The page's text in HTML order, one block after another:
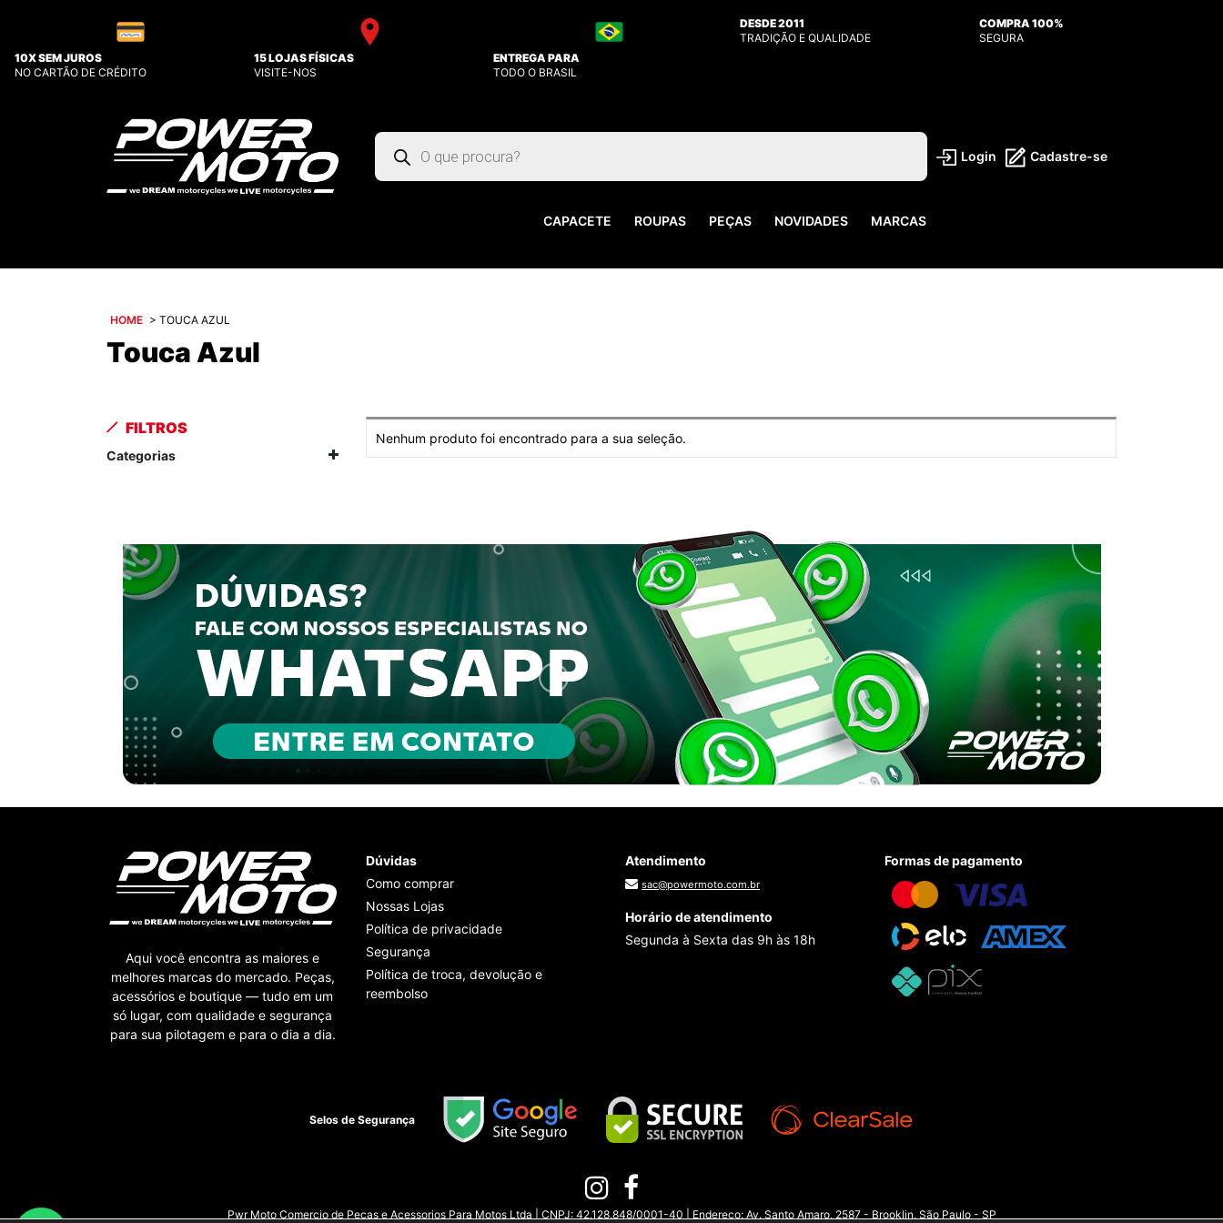
10X SEM JUROS
NO CARTÃO DE CRÉDITO
15 LOJAS FÍSICAS
VISITE-NOS
ENTREGA PARA
TODO O BRASIL
DESDE 2011
TRADIÇÃO E QUALIDADE
COMPRA 100%
SEGURA
Pesquisar
produtos
Login Cadastre-se
CAPACETE ROUPAS PEÇAS NOVIDADES MARCAS
HOME > TOUCA AZUL
Touca Azul
FILTROS
Categorias
Nenhum produto foi encontrado para a sua seleção.
Aqui você encontra as maiores e
melhores marcas do mercado. Peças,
acessórios e boutique — tudo em um
só lugar, com qualidade e segurança
para sua pilotagem e para o dia a dia.
Dúvidas
Como comprar
Nossas Lojas
Política de privacidade
Segurança
Política de troca, devolução e
reembolso
Atendimento
sac@powermoto.com.br
Horário de atendimento
Segunda à Sexta das 9h às 18h
Formas de pagamento
Selos de Segurança
Pwr Moto Comercio de Pecas e Acessorios Para Motos Ltda | CNPJ: 42.128.848/0001-40 | Endereço: Av. Santo Amaro, 2587 - Brooklin, São Paulo - SP